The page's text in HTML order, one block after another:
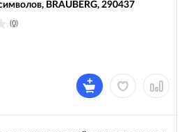
BRAUBERG, 290437
(0)